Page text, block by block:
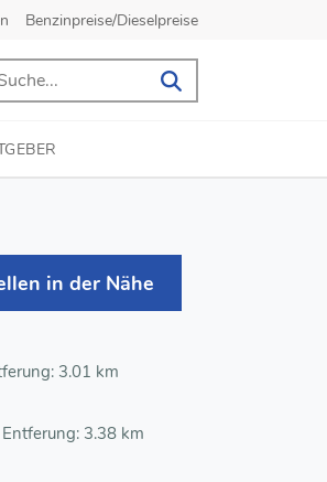
Benzinpreise/Dieselpreise
in der Nähe
3.01 km
3.38 km